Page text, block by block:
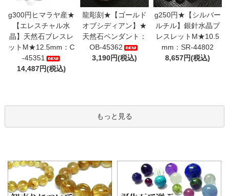
g300円ヒマラヤ産★
【エレスチャル水
晶】天然石ブレスレ
ットM★12.5mm：C
-45351
14,487円(税込)
龍彫刻★【ゴールド
オブシディアン】★
天然石ペンダント：
OB-45362
3,190円(税込)
g250円★【シルバー
ルチル】銀針水晶ブ
レスレットM★10.5
mm：SR-44802
8,657円(税込)
もっと見る